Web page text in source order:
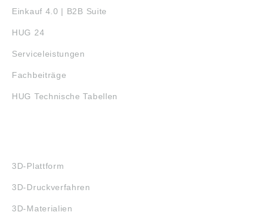
Einkauf 4.0 | B2B Suite
HUG 24
Serviceleistungen
Fachbeiträge
HUG Technische Tabellen
3D-Plattform
3D-Druckverfahren
3D-Materialien